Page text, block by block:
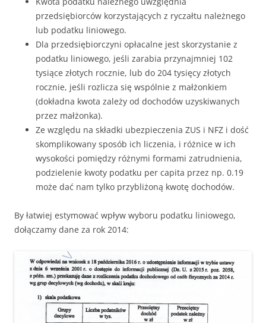
przedsiębiorców korzystających z ryczałtu należnego
lub podatku liniowego.
Dla przedsiębiorczyni opłacalne jest skorzystanie z
podatku liniowego, jeśli zarabia przynajmniej 102
tysiące złotych rocznie, lub do 204 tysięcy złotych
rocznie, jeśli rozlicza się wspólnie z małżonkiem
(dokładna kwota zależy od dochodów uzyskiwanych
przez małżonka).
Ze względu na składki ubezpieczenia ZUS i NFZ i dość
skomplikowany sposób ich liczenia, i różnice w ich
wysokości pomiędzy różnymi formami zatrudnienia,
podzielenie kwoty podatku per capita przez np. 0.19
może dać nam tylko przybliżoną kwotę dochodów.
By łatwiej estymować wpływ wyboru podatku liniowego,
dołączamy dane za rok 2014: